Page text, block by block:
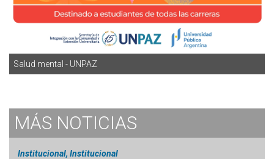
Salud mental - UNPAZ
MÁS NOTICIAS
Institucional, Institucional